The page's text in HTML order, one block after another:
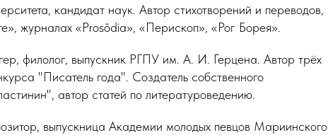
кандидат наук. Автор стихотворений и переводов,
журналах «Prosōdia», «Перископ», «Рог Борея».
филолог, выпускник РГПУ им. А. И. Герцена. Автор трёх
"Писатель года". Создатель собственного
автор статей по литературоведению.
выпускница Академии молодых певцов Мариинского